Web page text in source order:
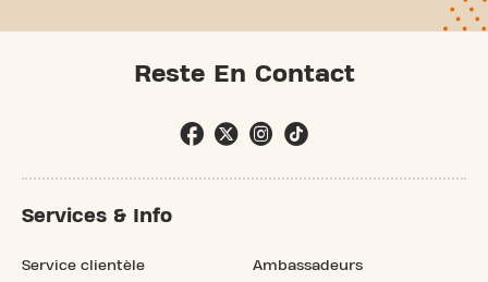
Reste En Contact
Services & Info
Service clientèle Ambassadeurs